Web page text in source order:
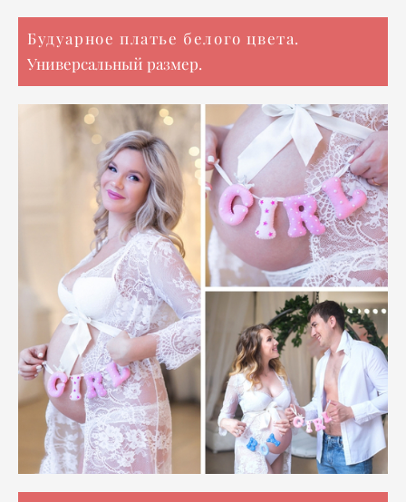
Будуарное платье белого цвета.
Универсальный размер.